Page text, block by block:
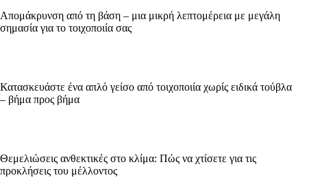
Απομάκρυνση από τη βάση – μια μικρή λεπτομέρεια με μεγάλη
σημασία για το τοιχοποιία σας
Κατασκευάστε ένα απλό γείσο από τοιχοποιία χωρίς ειδικά τούβλα
– βήμα προς βήμα
Θεμελιώσεις ανθεκτικές στο κλίμα: Πώς να χτίσετε για τις
προκλήσεις του μέλλοντος